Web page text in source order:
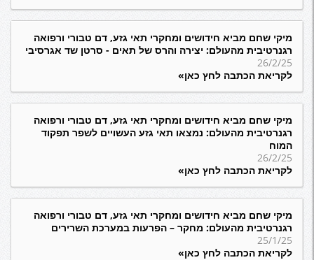
מיקי שחם מביא חידושים ומחקרי תאי גזע, דם טבורי ורפואה
רגנרטיבית מהעולם: יצירה והרס של תאים - סרטן שד אגרסיבי
26/2/25
לקריאת הכתבה לחץ כאן»
מיקי שחם מביא חידושים ומחקרי תאי גזע, דם טבורי ורפואה
רגנרטיבית מהעולם: נמצאו תאי גזע העשויים לשפר תפקוד
המוח
26/2/25
לקריאת הכתבה לחץ כאן»
מיקי שחם מביא חידושים ומחקרי תאי גזע, דם טבורי ורפואה
רגנרטיבית מהעולם: מחקר – הפרעות במערכת השרירים
25/1/25
לקריאת הכתבה לחץ כאן»